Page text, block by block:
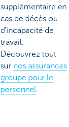
supplémentaire en
cas de décès ou
d'incapacité de
travail.
Découvrez tout
sur nos assurances
groupe pour le
personnel